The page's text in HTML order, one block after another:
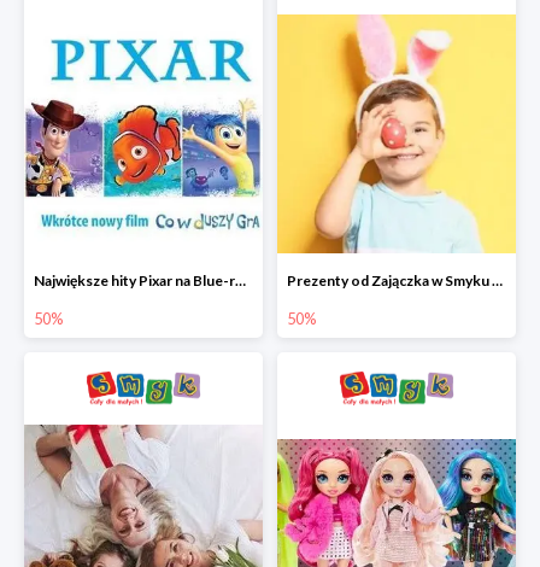
Największe hity Pixar na Blue-rey i DVD w Smyku - drugi film -50%
50%
Prezenty od Zajączka w Smyku do -50%
50%